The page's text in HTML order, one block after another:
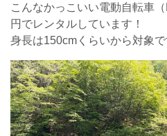
こんなかっこいい電動自転車
円でレンタルしています！
身長は150cmくらいから対象で